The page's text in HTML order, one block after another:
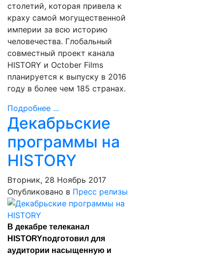
столетий, которая привела к
краху самой могущественной
империи за всю историю
человечества. Глобальный
совместный проект канала
HISTORY и October Films
планируется к выпуску в 2016
году в более чем 185 странах.
Подробнее ...
Декабрьские
программы на
HISTORY
Вторник, 28 Ноябрь 2017
Опубликовано в Пресс релизы
В декабре телеканал
HISTORYподготовил для
аудитории насыщенную и